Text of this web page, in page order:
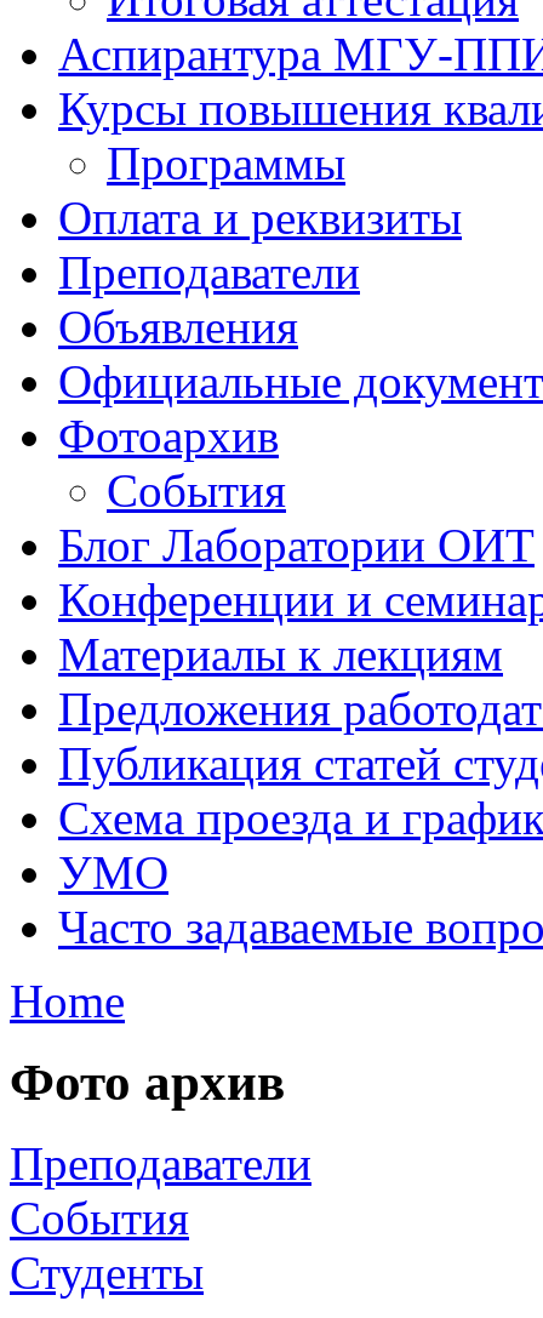
Аспирантура МГУ-
Курсы повышения
Программы
Оплата и реквизиты
Преподаватели
Объявления
Официальные
Фотоархив
События
Блог Лаборатории ОИТ
Конференции и
Материалы к лекциям
Предложения
Публикация статей
Схема проезда и
УМО
Часто задаваемые
Home
Фото архив
Преподаватели
События
Студенты